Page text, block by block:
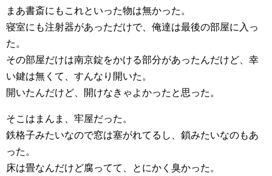
まあ書斎にもこれといった物は無かった。
寝室にも注射器があっただけで、俺達は最後の部屋に入っ
た。
その部屋だけは南京錠をかける部分があったんだけど、幸
い鍵は無くて、すんなり開いた。
開いたんだけど、開けなきゃよかったと思った。
そこはまんま、牢屋だった。
鉄格子みたいなので窓は塞がれてるし、鎖みたいなのもあ
った。
床は畳なんだけど腐ってて、とにかく臭かった。